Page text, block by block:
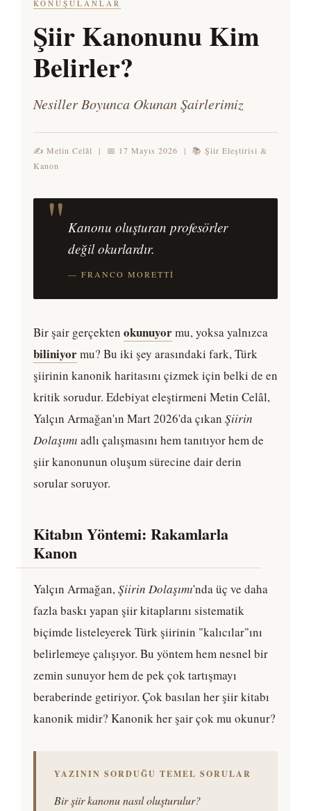
KONUŞULANLAR
Şiir Kanonunu Kim
Belirler?
Nesiller Boyunca Okunan Şairlerimiz
✍ Metin Celâl | 📅 17 Mayıs 2026 | 📚 Şiir Eleştirisi &
Kanon
"Kanonu oluşturan profesörler
değil okurlardır.
— FRANCO MORETTI
Bir şair gerçekten okunuyormu, yoksa yalnızca
biliniyormu? Bu iki şey arasındaki fark, Türk
şiirinin kanonik haritasını çizmek için belki de en
kritik sorudur. Edebiyat eleştirmeni Metin Celâl,
Yalçın Armağan'ın Mart 2026'da çıkan Şiirin
Dolaşımı adlı çalışmasını hem tanıtıyor hem de
şiir kanonunun oluşum sürecine dair derin
sorular soruyor.
Kitabın Yöntemi: Rakamlarla
Kanon
Yalçın Armağan,Şiirin Dolaşımı'nda üç ve daha
fazla baskı yapan şiir kitaplarını sistematik
biçimde listeleyerek Türk şiirinin "kalıcılar"ını
belirlemeye çalışıyor. Bu yöntem hem nesnel bir
zemin sunuyor hem de pek çok tartışmayı
beraberinde getiriyor. Çok basılan her şiir kitabı
kanonik midir? Kanonik her şair çok mu okunur?
YAZININ SORDUĞU TEMEL SORULAR
Bir şiir kanonu nasıl oluşturulur?